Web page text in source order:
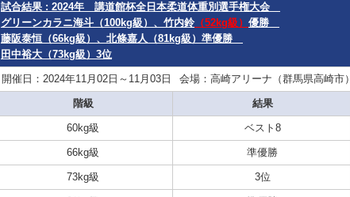
試合結果 : 2024年 講道館杯全日本柔道体重別選手権大会
グリーンカラニ海斗（100kg級）、竹内鈴（52kg級） 優勝
藤阪泰恒（66kg級）、北條嘉人（81kg級）準優勝
田中裕大（73kg級）3位
開催日：2024年11月02日～11月03日 会場：高崎アリーナ（群馬県高崎市）
階級 結果
60kg級 ベスト8
66kg級 準優勝
73kg級 3位